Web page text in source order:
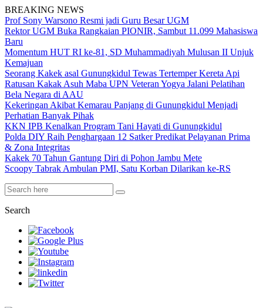
BREAKING NEWS
Prof Sony Warsono Resmi jadi Guru Besar UGM
Rektor UGM Buka Rangkaian PIONIR, Sambut 11.099 Mahasiswa
Baru
Momentum HUT RI ke-81, SD Muhammadiyah Mulusan II Unjuk
Kemajuan
Seorang Kakek asal Gunungkidul Tewas Tertemper Kereta Api
Ratusan Kakak Asuh Maba UPN Veteran Yogya Jalani Pelatihan
Bela Negara di AAU
Kekeringan Akibat Kemarau Panjang di Gunungkidul Menjadi
Perhatian Banyak Pihak
KKN IPB Kenalkan Program Tani Hayati di Gunungkidul
Polda DIY Raih Penghargaan 12 Satker Predikat Pelayanan Prima
& Zona Integritas
Kakek 70 Tahun Gantung Diri di Pohon Jambu Mete
Scoopy Tabrak Ambulan PMI, Satu Korban Dilarikan ke-RS
Search